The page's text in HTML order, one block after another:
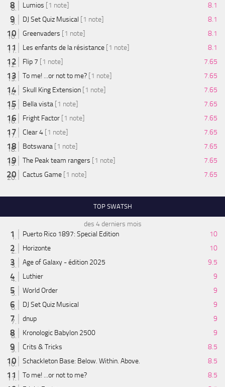
Lumios [1 note]
8.1
DJ Set Quiz Musical [1 note]
8.1
Greenvaders [1 note]
8.1
Les enfants de la résistance [1 note]
8.1
Flip 7 [1 note]
7.65
To me! ...or not to me? [1 note]
7.65
Skull King Extension [1 note]
7.65
Bella vista [1 note]
7.65
Fright Factor [1 note]
7.65
Clear 4 [1 note]
7.65
Botswana [1 note]
7.65
The Peak team rangers [1 note]
7.65
Cactus Game [1 note] 7.65
TOP SWATSH
des 4 derniers mois
Puerto Rico 1897: Special Edition
10
Horizonte
10
Age of Galaxy - édition 2025
9.5
Luthier
9
World Order
9
DJ Set Quiz Musical
9
dnup
9
Kronologic Babylon 2500
9
Crits & Tricks
8.5
Schackleton Base: Below. Within. Above.
8.5
To me! ...or not to me?
8.5